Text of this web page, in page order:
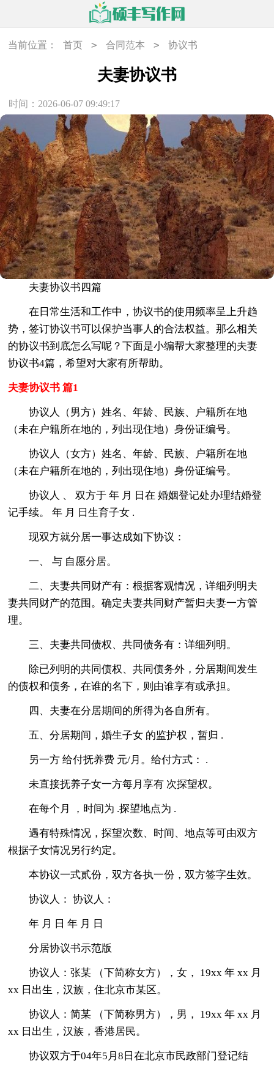
当前位置： 首页 > 合同范本 > 协议书
夫妻协议书
时间：2026-06-07 09:49:17
夫妻协议书四篇
在日常生活和工作中，协议书的使用频率呈上升趋
势，签订协议书可以保护当事人的合法权益。那么相关
的协议书到底怎么写呢？下面是小编帮大家整理的夫妻
协议书4篇，希望对大家有所帮助。
夫妻协议书 篇1
协议人（男方）姓名、年龄、民族、户籍所在地
（未在户籍所在地的，列出现住地）身份证编号。
协议人（女方）姓名、年龄、民族、户籍所在地
（未在户籍所在地的，列出现住地）身份证编号。
协议人 、 双方于 年 月 日在 婚姻登记处办理结婚登
记手续。 年 月 日生育子女 .
现双方就分居一事达成如下协议：
一、 与 自愿分居。
二、夫妻共同财产有：根据客观情况，详细列明夫
妻共同财产的范围。确定夫妻共同财产暂归夫妻一方管
理。
三、夫妻共同债权、共同债务有：详细列明。
除已列明的共同债权、共同债务外，分居期间发生
的债权和债务，在谁的名下，则由谁享有或承担。
四、夫妻在分居期间的所得为各自所有。
五、分居期间，婚生子女 的监护权，暂归 .
另一方 给付抚养费 元/月。给付方式： .
未直接抚养子女一方每月享有 次探望权。
在每个月 ，时间为 .探望地点为 .
遇有特殊情况，探望次数、时间、地点等可由双方
根据子女情况另行约定。
本协议一式贰份，双方各执一份，双方签字生效。
协议人： 协议人：
年 月 日 年 月 日
分居协议书示范版
协议人：张某 （下简称女方），女， 19xx 年 xx 月
xx 日出生，汉族，住北京市某区。
协议人：简某 （下简称男方），男， 19xx 年 xx 月
xx 日出生，汉族，香港居民。
协议双方于04年5月8日在北京市民政部门登记结